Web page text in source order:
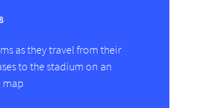
as they travel from their
to the stadium on an
map